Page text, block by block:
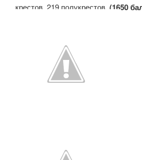
крестов, 219 полукрестов. (1650